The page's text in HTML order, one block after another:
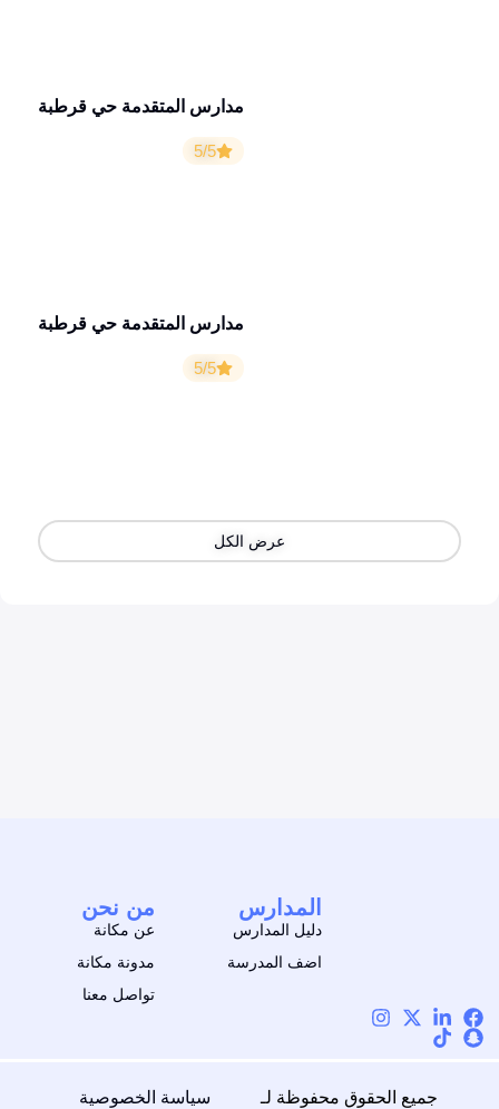
مدارس المتقدمة حي قرطبة
5/5
مدارس المتقدمة حي قرطبة
5/5
عرض الكل
المدارس
دليل المدارس
اضف المدرسة
من نحن
عن مكانة
مدونة مكانة
تواصل معنا
جميع الحقوق محفوظة لـ سياسة الخصوصية